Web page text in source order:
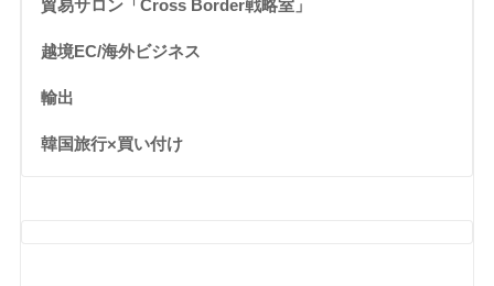
貿易サロン「Cross Border戦略室」
越境EC/海外ビジネス
輸出
韓国旅行×買い付け